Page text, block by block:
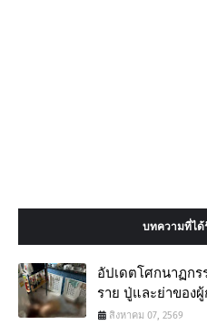
บทความที่ได้
อัปเดตโศกนาฏกร
ราย ปู่และย่าของผู้
สิงหาคม 07, 2569